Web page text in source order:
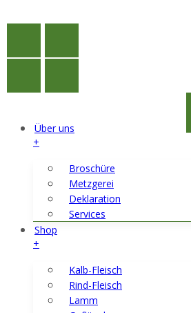
Über uns
+
Broschüre
Metzgerei
Deklaration
Services
Shop
+
Kalb-Fleisch
Rind-Fleisch
Lamm